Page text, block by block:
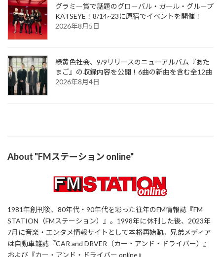
グラミー賞で話題のグローバル・ガール・グループ
KATSEYE！8/14~23に原宿でイベントを開催！
2026年8月5日
緑黄色社会、9/9リリースのニューアルバム『あた
まご』の収録内容を公開！6曲の新曲を含む全12曲
2026年8月4日
About "FMステーション online"
1981年創刊後、80年代・90年代を彩った往年のFM情報誌『FM
STATION（FMステーション）』。1998年に休刊した後、2023年
7月に音楽・エンタメ情報サイトとして本格再始動。兄弟メディア
は自動車雑誌『CAR and DRVER（カー・アンド・ドライバー）』
および『カー・アンド・ドライバー online』